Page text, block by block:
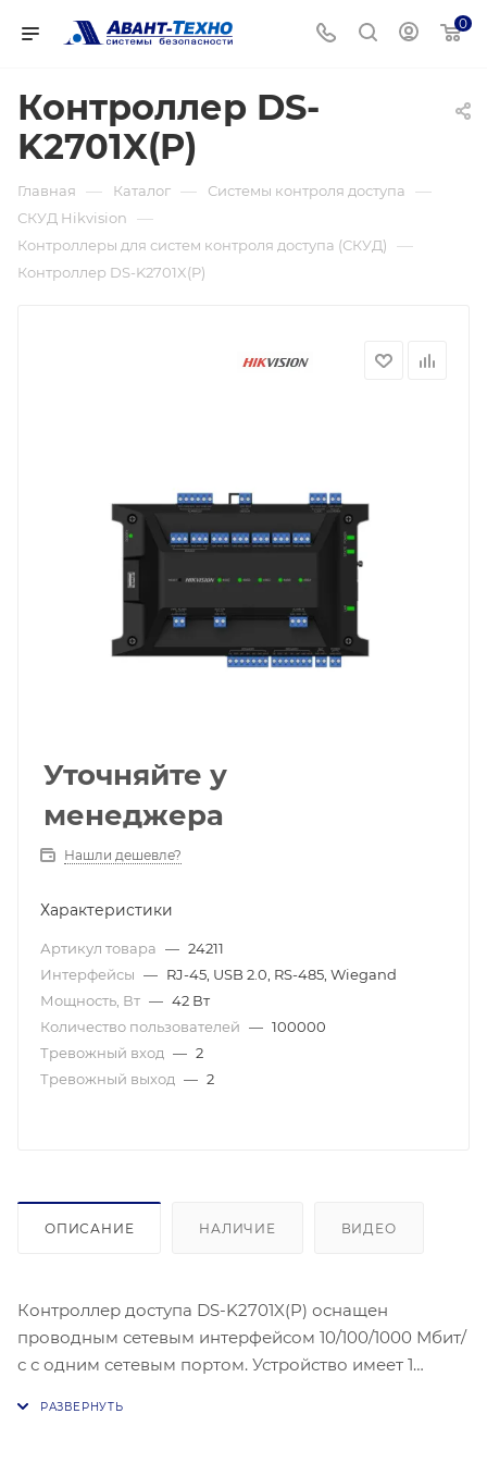
0
Контроллер DS-
K2701X(P)
Главная — Каталог — Системы контроля доступа —
СКУД Hikvision —
Контроллеры для систем контроля доступа (СКУД) —
Контроллер DS-K2701X(P)
Уточняйте у
менеджера
Нашли дешевле?
Характеристики
Артикул товара — 24211
Интерфейсы — RJ-45, USB 2.0, RS-485, Wiegand
Мощность, Вт — 42 Вт
Количество пользователей — 100000
Тревожный вход — 2
Тревожный выход — 2
ОПИСАНИЕ НАЛИЧИЕ ВИДЕО
Контроллер доступа DS-K2701X(P) оснащен
проводным сетевым интерфейсом 10/100/1000 Мбит/
с с одним сетевым портом. Устройство имеет 1